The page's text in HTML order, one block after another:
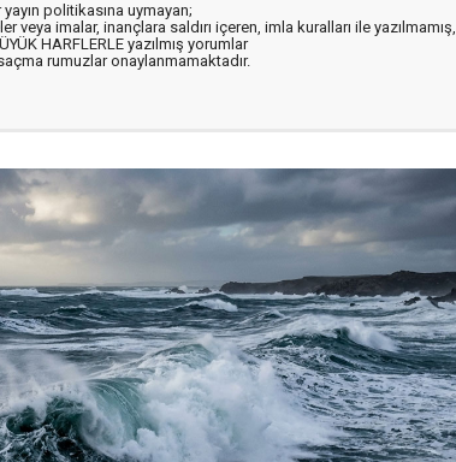
politikasına uymayan;
veya imalar, inançlara saldırı içeren, imla kuralları ile yazılmamış,
HARFLERLE yazılmış yorumlar
rumuzlar onaylanmamaktadır.